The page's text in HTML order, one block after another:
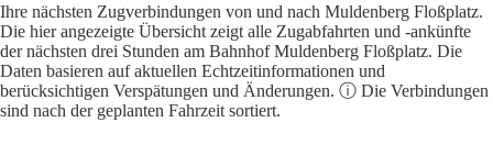
Ihre nächsten Zugverbindungen von und nach Muldenberg Floßplatz.
Die hier angezeigte Übersicht zeigt alle Zugabfahrten und -ankünfte
der nächsten drei Stunden am Bahnhof Muldenberg Floßplatz. Die
Daten basieren auf aktuellen Echtzeitinformationen und
berücksichtigen Verspätungen und Änderungen. ⓘ Die Verbindungen
sind nach der geplanten Fahrzeit sortiert.